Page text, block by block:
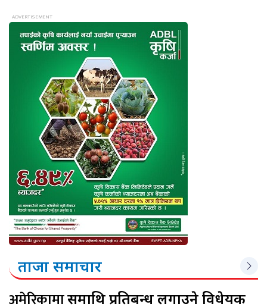
ताजा समाचार
अमेरिकामारूसमाथि प्रतिबन्ध लगाउने विधेयक